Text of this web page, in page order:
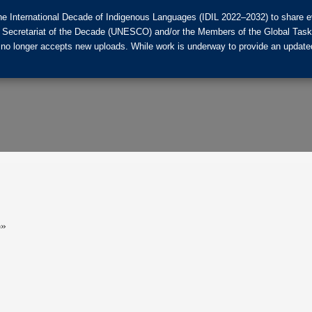
Decade of Indigenous Languages (IDIL 2022–2032) to
of the Decade (UNESCO) and/or the Members of the Global
longer accepts new uploads. While work is underway to provide an